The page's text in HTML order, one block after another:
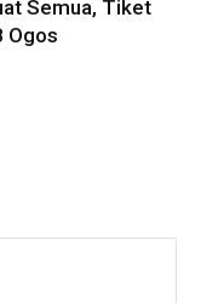
Semua, Tiket
Ogos